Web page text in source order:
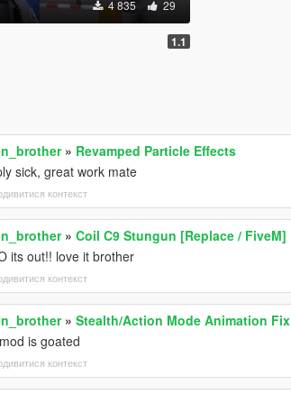
4 835 29
1.1
» Revamped Particle Effects
sick, great work mate
контекст
»Coil C9 Stungun [Replace / FiveM]
its out!! love it brother
контекст
»Stealth/Action Mode Animation Fix
is goated
контекст